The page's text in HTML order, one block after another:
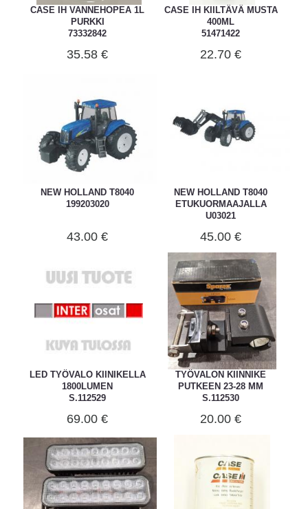
CASE IH VANNEHOPEA 1L
PURKKI
73332842
35.58 €
CASE IH KIILTÄVÄ MUSTA
400ML
51471422
22.70 €
NEW HOLLAND T8040
199203020
43.00 €
NEW HOLLAND T8040
ETUKUORMAAJALLA
U03021
45.00 €
LED TYÖVALO KIINIKELLA
1800LUMEN
S.112529
69.00 €
TYÖVALON KIINNIKE
PUTKEEN 23-28 MM
S.112530
20.00 €